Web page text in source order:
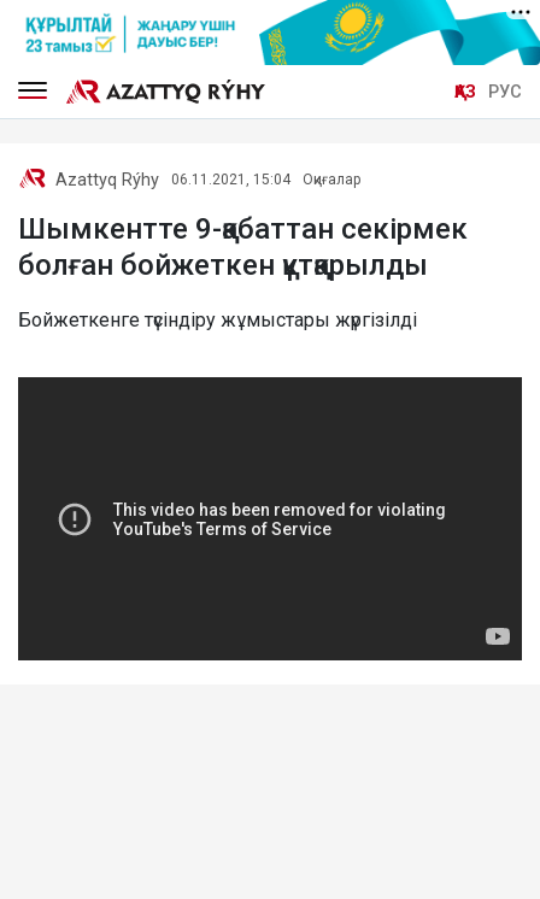
ҚАЗ РУС
Azattyq Rýhy 06.11.2021, 15:04 Оқиғалар
Шымкентте 9-қабаттан секірмек
болған бойжеткен құтқарылды
Бойжеткенге түсіндіру жұмыстары жүргізілді